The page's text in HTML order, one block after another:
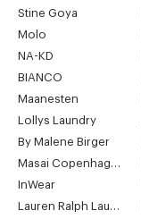
Stine Goya
Molo
NA-KD
BIANCO
Maanesten
Lollys Laundry
By Malene Birger
Masai Copenhagen
InWear
Lauren Ralph Lauren